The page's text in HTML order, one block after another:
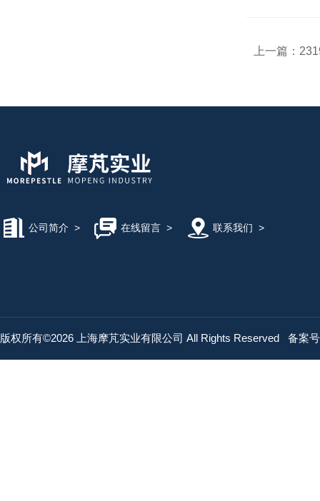
上一篇：
公司简介 > 在线留言> 联系我们 >
版权所有©2026 上海摩芃实业有限公司 All Rights Reserved 备案